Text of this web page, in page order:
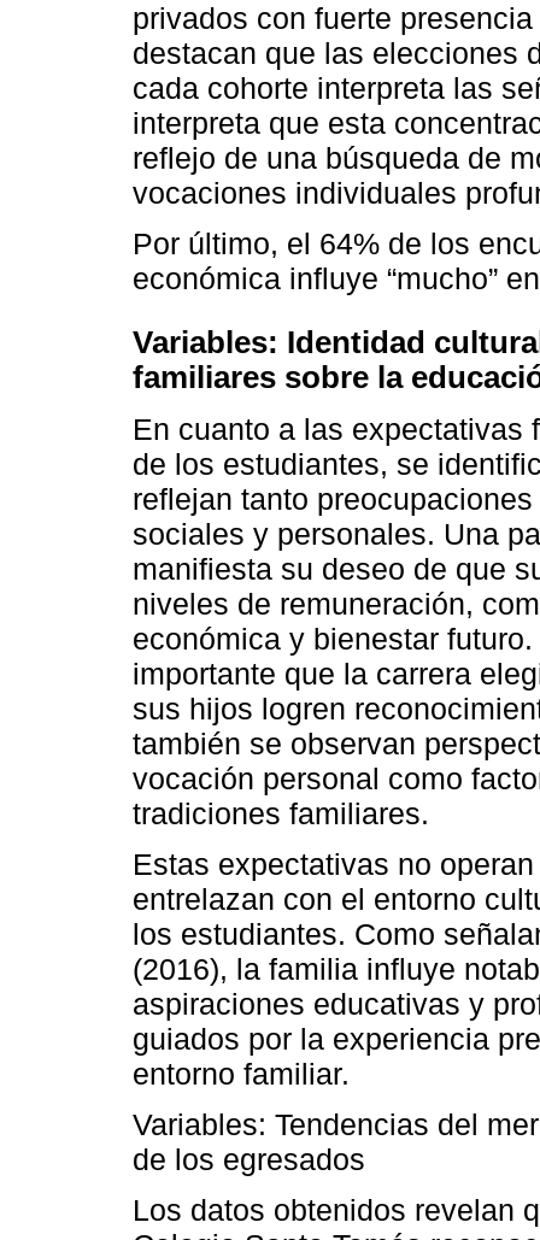
privados con fuerte
destacan que las elecciones
cada cohorte interpreta las
interpreta que esta
reflejo de una búsqueda de
vocaciones individuales
Por último, el 64% de los
económica influye “mucho”
Variables: Identidad
familiares sobre la
En cuanto a las expectativas
de los estudiantes, se
reflejan tanto
sociales y personales. Una
manifiesta su deseo de que
niveles de remuneración,
económica y bienestar
importante que la carrera
sus hijos logren
también se observan
vocación personal como
tradiciones familiares.
Estas expectativas no
entrelazan con el entorno
los estudiantes. Como
(2016), la familia influye
aspiraciones educativas y
guiados por la experiencia
entorno familiar.
Variables: Tendencias del
de los egresados
Los datos obtenidos revelan